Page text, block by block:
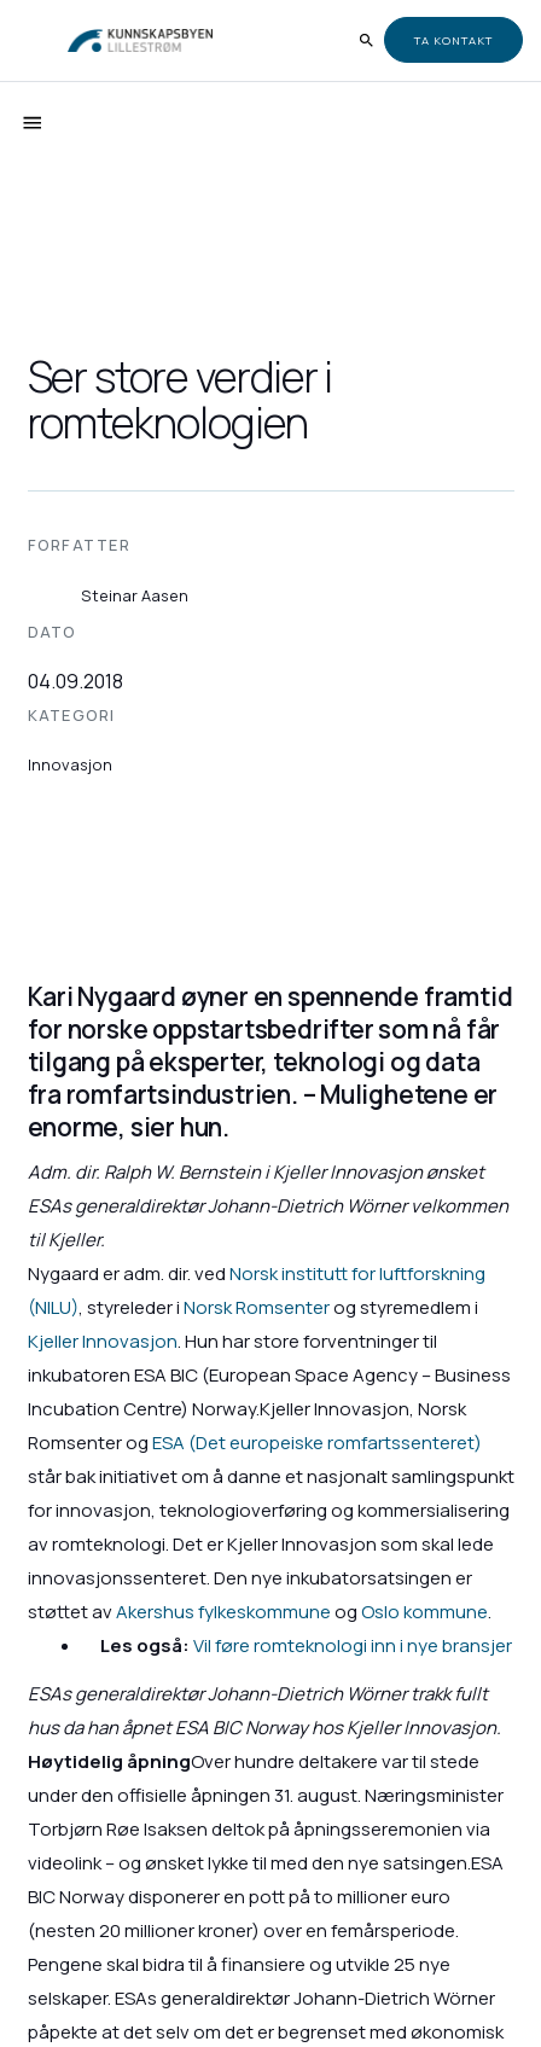
TA KONTAKT
Ser store verdier i
romteknologien
FORFATTER
Steinar Aasen
DATO
04.09.2018
KATEGORI
Innovasjon
Kari Nygaard øyner en spennende framtid
for norske oppstartsbedrifter som nå får
tilgang på eksperter, teknologi og data
fra romfartsindustrien. – Mulighetene er
enorme, sier hun.
Adm. dir. Ralph W. Bernstein i Kjeller Innovasjon ønsket
ESAs generaldirektør Johann-Dietrich Wörner velkommen
til Kjeller.
Nygaard er adm. dir. vedNorsk institutt for luftforskning
(NILU), styreleder iNorsk Romsenterog styremedlem i
Kjeller Innovasjon. Hun har store forventninger til
inkubatoren ESA BIC (European Space Agency – Business
Incubation Centre) Norway.Kjeller Innovasjon, Norsk
Romsenter ogESA (Det europeiske romfartssenteret)
står bak initiativet om å danne et nasjonalt samlingspunkt
for innovasjon, teknologioverføring og kommersialisering
av romteknologi. Det er Kjeller Innovasjon som skal lede
innovasjonssenteret. Den nye inkubatorsatsingen er
støttet avAkershus fylkeskommuneogOslo kommune.
Les også: Vil føre romteknologi inn i nye bransjer
ESAs generaldirektør Johann-Dietrich Wörner trakk fullt
hus da han åpnet ESA BIC Norway hos Kjeller Innovasjon.
Høytidelig åpningOver hundre deltakere var til stede
under den offisielle åpningen 31. august. Næringsminister
Torbjørn Røe Isaksen deltok på åpningsseremonien via
videolink – og ønsket lykke til med den nye satsingen.ESA
BIC Norway disponerer en pott på to millioner euro
(nesten 20 millioner kroner) over en femårsperiode.
Pengene skal bidra til å finansiere og utvikle 25 nye
selskaper. ESAs generaldirektør Johann-Dietrich Wörner
påpekte at det selv om det er begrenset med økonomisk